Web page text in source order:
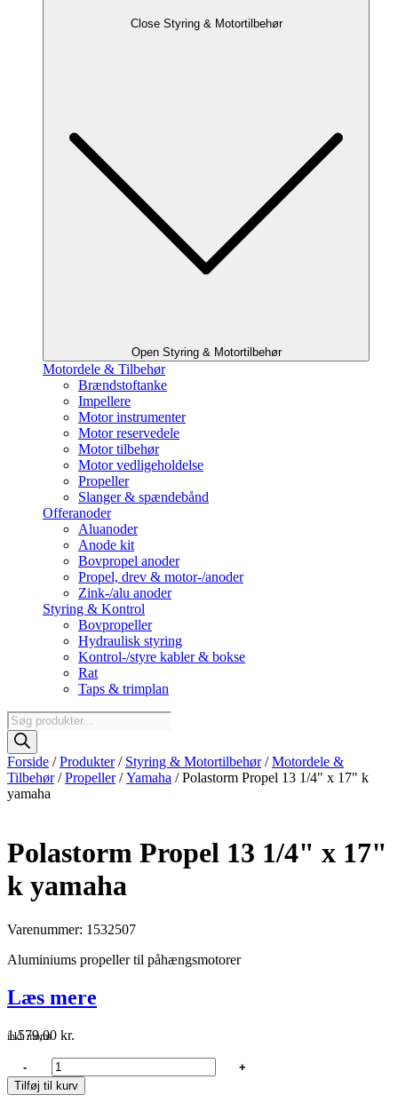
Close Styring & Motortilbehør
Open Styring & Motortilbehør
Motordele & Tilbehør
Brændstoftanke
Impellere
Motor instrumenter
Motor reservedele
Motor tilbehør
Motor vedligeholdelse
Propeller
Slanger & spændebånd
Offeranoder
Aluanoder
Anode kit
Bovpropel anoder
Propel, drev & motor-/anoder
Zink-/alu anoder
Styring & Kontrol
Bovpropeller
Hydraulisk styring
Kontrol-/styre kabler & bokse
Rat
Taps & trimplan
Products
search
Forside /Produkter/ Styring & Motortilbehør/Motordele &
Tilbehør/Propeller/Yamaha / Polastorm Propel 13 1/4" x 17" k
yamaha
Polastorm Propel 13 1/4" x 17"
k yamaha
Varenummer: 1532507
Aluminiums propeller til påhængsmotorer
Læs mere
1.579,00 kr.
inkl. moms
Polastorm
Propel
13
-
+
Tilføj til kurv